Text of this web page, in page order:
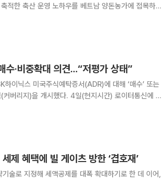
트남 현
·비중확대 의견...“저평가 상태”
이닉스 미국주식예탁증서(ADR)에 대해 ‘매수’ 또는
. 4일(현지시간) 로이터통신에 따
혜택에 빌 게이츠 방한 ‘겹호재’
술로 지정해 세액공제를 대폭 확대하기로 한 데 이어,